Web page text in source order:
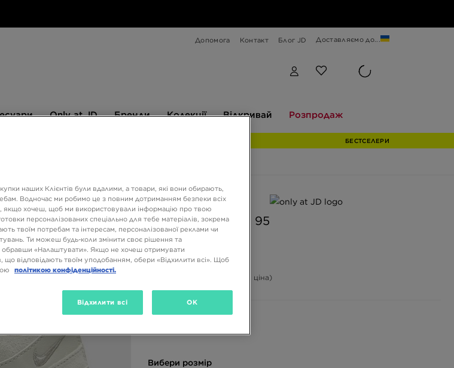
Допомога Контакт Блог JD Доставляємо до...
Only at JD Бренди Колекції Відкривай Розпродаж
БЕСТСЕЛЕРИ
ONLY AT JD
W NIKE AIR MAX 95
4899 ГРН
(Початкова ціна)
Вибери розмір
наших Клієнтів були вдалими, а товари, які вони обирають,
Водночас ми робимо це з повним дотриманням безпеки всіх
якщо хочеш, щоб ми використовували інформацію про твою
персоналізованих спеціально для тебе матеріалів, зокрема
твоїм потребам та інтересам, персоналізованої реклами чи
Ти можеш будь-коли змінити своє рішення та
«Налаштувати». Якщо не хочеш отримувати
що відповідають твоїм уподобанням, обери «Відхилити всі». Щоб
політикою конфіденційності.
Відхилити всі OK